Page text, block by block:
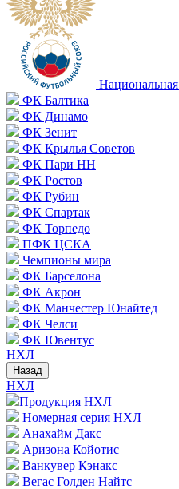
ФК Балтика
ФК Динамо
ФК Зенит
ФК Крылья Советов
ФК Пари НН
ФК Ростов
ФК Рубин
ФК Спартак
ФК Торпедо
ПФК ЦСКА
Чемпионы мира
ФК Барселона
ФК Акрон
ФК Манчестер Юнайтед
ФК Челси
ФК Ювентус
НХЛ
Назад
НХЛ
Продукция НХЛ
Номерная серия НХЛ
Анахайм Дакс
Аризона Койотис
Ванкувер Кэнакс
Вегас Голден Найтс